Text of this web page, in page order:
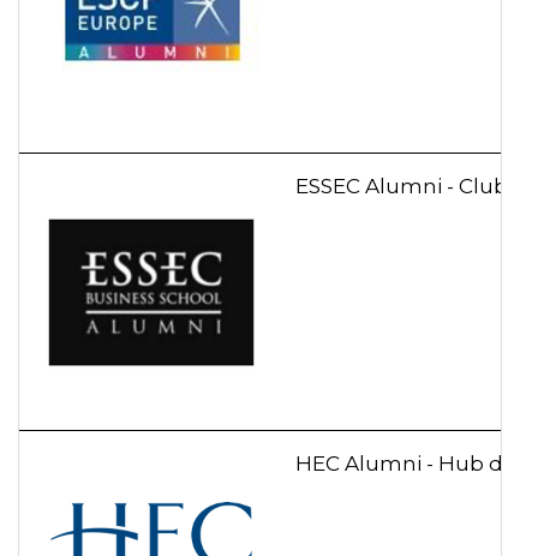
ESSEC Alumni - Club
HEC Alumni - Hub